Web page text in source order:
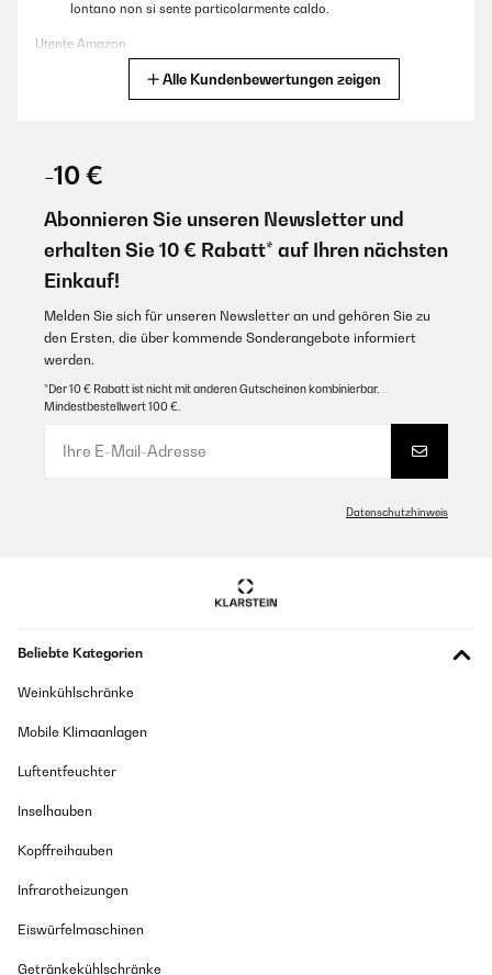
lontano non si sente particolarmente caldo.
Utente Amazon
colorata e la possibilità di usarlo come lavagna.
Utente Amazon
Übersetzen
GEPRÜFTE BEWERTUNG
Ottimo prodotto se messo vicino a dove si opera.
Utente Amazon
Beau produit fonctionnel et original.
Utilisateur d'Amazon
Utilisateur d'Amazon
Alle Kundenbewertungen zeigen
-10 €
Abonnieren Sie unseren Newsletter und
erhalten Sie 10 € Rabatt* auf Ihren nächsten
Einkauf!
Melden Sie sich für unseren Newsletter an und gehören Sie zu
den Ersten, die über kommende Sonderangebote informiert
werden.
*Der 10 € Rabatt ist nicht mit anderen Gutscheinen kombinierbar.
Mindestbestellwert 100 €.
Datenschutzhinweis
Beliebte Kategorien
Weinkühlschränke
Mobile Klimaanlagen
Luftentfeuchter
Inselhauben
Kopffreihauben
Infrarotheizungen
Eiswürfelmaschinen
Getränkekühlschränke